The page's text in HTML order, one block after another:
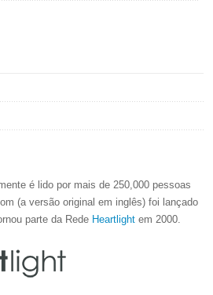
é lido por mais de 250,000 pessoas
(a versão original em inglês) foi lançado
parte da Rede Heartlight em 2000.